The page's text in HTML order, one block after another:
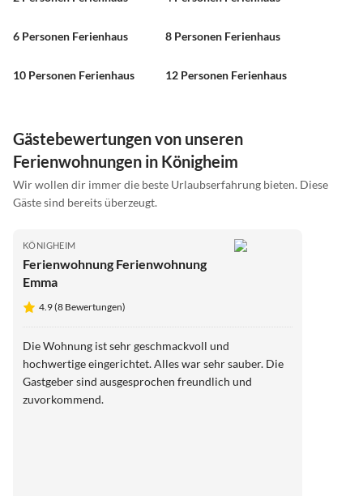
6 Personen Ferienhaus 8 Personen Ferienhaus
10 Personen Ferienhaus 12 Personen Ferienhaus
Gästebewertungen von unseren
Ferienwohnungen in Königheim
Wir wollen dir immer die beste Urlaubserfahrung bieten. Diese
Gäste sind bereits überzeugt.
KÖNIGHEIM
Ferienwohnung Ferienwohnung
Emma
4.9 (8 Bewertungen)
Die Wohnung ist sehr geschmackvoll und
hochwertige eingerichtet. Alles war sehr sauber. Die
Gastgeber sind ausgesprochen freundlich und
zuvorkommend.